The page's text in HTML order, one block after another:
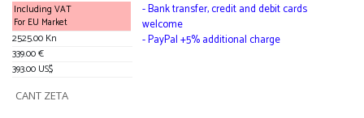
Including VAT
For EU Market
2525.00 Kn
339.00 €
393.00 US$
- Bank transfer, credit and debit cards
welcome
- PayPal +5% additional charge
CANT ZETA